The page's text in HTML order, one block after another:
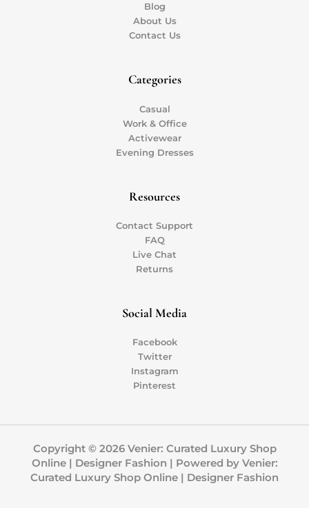
Blog
About Us
Contact Us
Categories
Casual
Work & Office
Activewear
Evening Dresses
Resources
Contact Support
FAQ
Live Chat
Returns
Social Media
Facebook
Twitter
Instagram
Pinterest
Copyright © 2026 Venier: Curated Luxury Shop
Online | Designer Fashion | Powered by Venier:
Curated Luxury Shop Online | Designer Fashion